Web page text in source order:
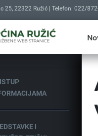
25, 22322 Ružić | Telefon: 022/
I